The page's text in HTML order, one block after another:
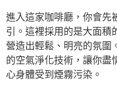
進入這家咖啡廳，你會先
引。這裡採用的是大面積
營造出輕鬆、明亮的氛圍
的空氣淨化技術，讓你盡
心身體受到煙霧污染。